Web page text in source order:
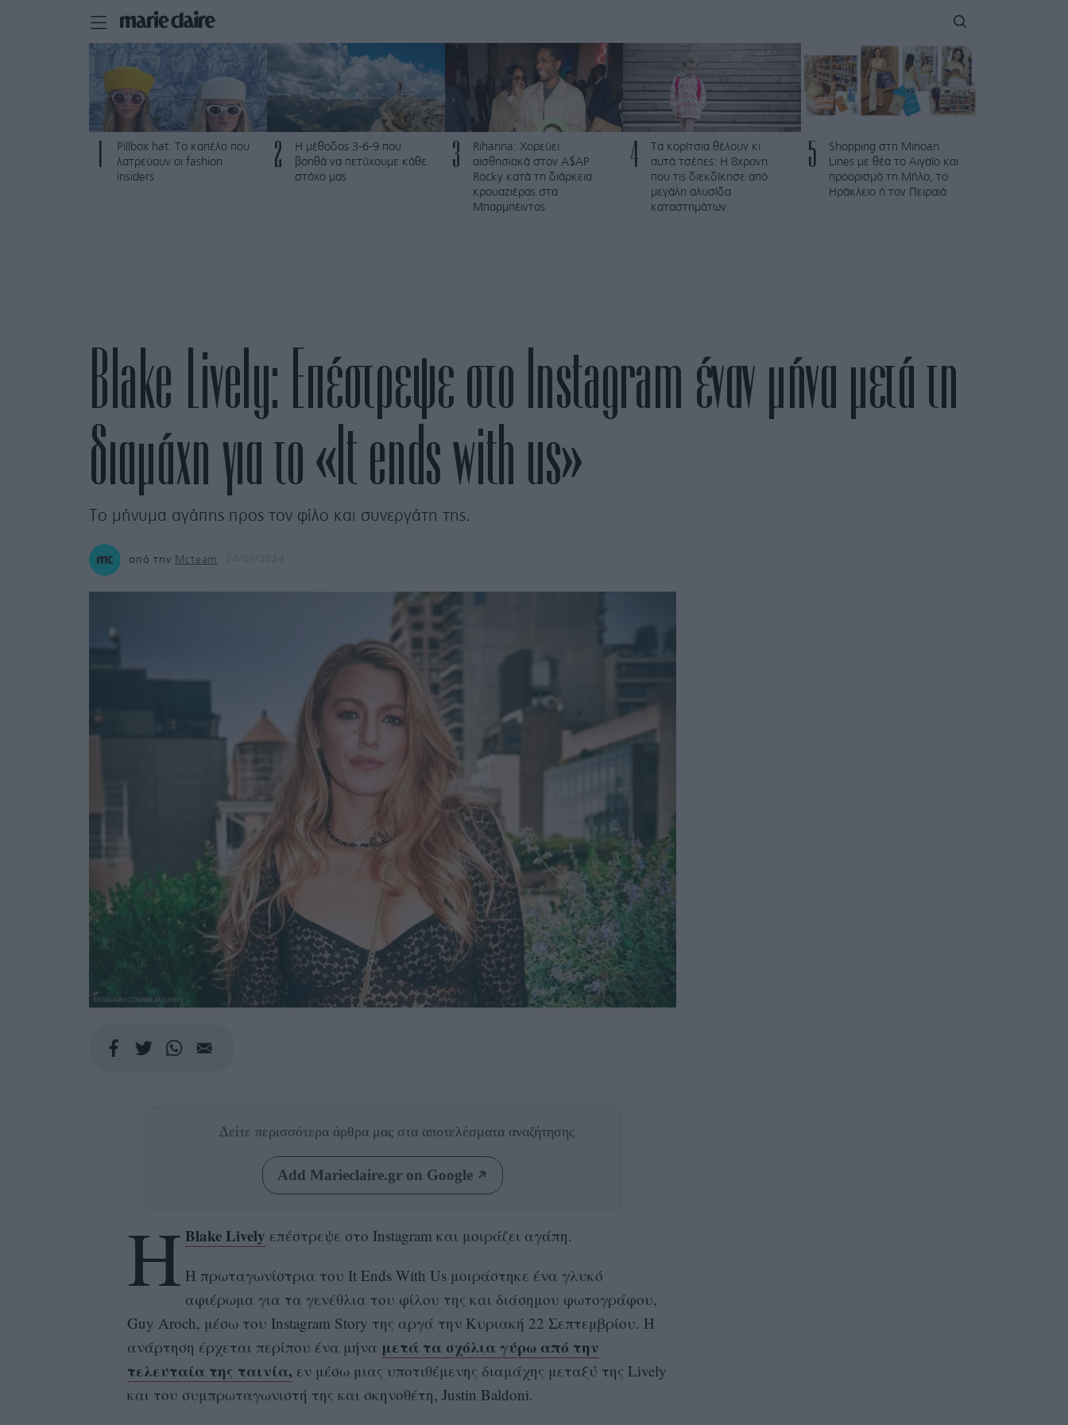
Pillbox hat: Το καπέλο που
λατρεύουν οι fashion
insiders
2
Η μέθοδος 3-6-9 που
βοηθά να πετύχουμε κάθε
στόχο μας
3
Rihanna: Χορεύει
αισθησιακά στον A$AP
Rocky κατά τη διάρκεια
κρουαζιέρας στα
Μπαρμπέιντος
4
Τα κορίτσια θέλουν κι
αυτά τσέπες: Η 8χρονη
που τις διεκδίκησε από
μεγάλη αλυσίδα
καταστημάτων
5
Shopping στη Minoan
Lines με θέα το Αιγαίο και
προορισμό τη Μήλο, το
Ηράκλειο ή τον Πειραιά
Blake Lively: Eπέστρεψε στο Instagram έναν μήνα μετά τη
διαμάχη για το «Ιt ends with us»
Το μήνυμα αγάπης προς τον φίλο και συνεργάτη της.
από την Mcteam
INSTAGRAM.COM/@BLAKELIVELY
Δείτε περισσότερα άρθρα μας στα αποτελέσματα αναζήτησης
Add Marieclaire.gr on Google
Η Blake Lively επέστρεψε στο Instagram και μοιράζει αγάπη.
Η πρωταγωνίστρια του It Ends With Us μοιράστηκε ένα γλυκό
αφιέρωμα για τα γενέθλια του φίλου της και διάσημου φωτογράφου,
Guy Aroch, μέσω του Instagram Story της αργά την Κυριακή 22 Σεπτεμβρίου. Η
ανάρτηση έρχεται περίπου ένα μήνα μετά τα σχόλια γύρω από την
τελευταία της ταινία, εν μέσω μιας υποτιθέμενης διαμάχης μεταξύ της Lively
και του συμπρωταγωνιστή της και σκηνοθέτη, Justin Baldoni.